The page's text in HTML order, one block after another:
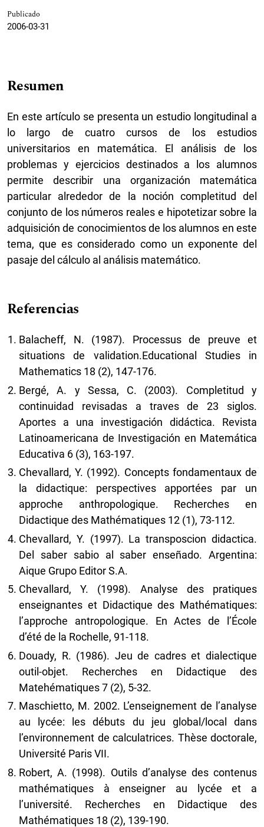
Publicado
2006-03-31
Resumen
En este artículo se presenta un estudio longitudinal a
lo largo de cuatro cursos de los estudios
universitarios en matemática. El análisis de los
problemas y ejercicios destinados a los alumnos
permite describir una organización matemática
particular alrededor de la noción completitud del
conjunto de los números reales e hipotetizar sobre la
adquisición de conocimientos de los alumnos en este
tema, que es considerado como un exponente del
pasaje del cálculo al análisis matemático.
Referencias
Balacheff, N. (1987). Processus de preuve et
situations de validation.Educational Studies in
Mathematics 18 (2), 147-176.
Bergé, A. y Sessa, C. (2003). Completitud y
continuidad revisadas a traves de 23 siglos.
Aportes a una investigación didáctica. Revista
Latinoamericana de Investigación en Matemática
Educativa 6 (3), 163-197.
Chevallard, Y. (1992). Concepts fondamentaux de
la didactique: perspectives apportées par un
approche anthropologique. Recherches en
Didactique des Mathématiques 12 (1), 73-112.
Chevallard, Y. (1997). La transposcion didactica.
Del saber sabio al saber enseñado. Argentina:
Aique Grupo Editor S.A.
Chevallard, Y. (1998). Analyse des pratiques
enseignantes et Didactique des Mathématiques:
l’approche antropologique. En Actes de l’École
d’été de la Rochelle, 91-118.
Douady, R. (1986). Jeu de cadres et dialectique
outil-objet. Recherches en Didactique des
Matehématiques 7 (2), 5-32.
Maschietto, M. 2002. L’enseignement de l’analyse
au lycée: les débuts du jeu global/local dans
l’environnement de calculatrices. Thèse doctorale,
Université Paris VII.
Robert, A. (1998). Outils d’analyse des contenus
mathématiques à enseigner au lycée et a
l’université. Recherches en Didactique des
Mathématiques 18 (2), 139-190.